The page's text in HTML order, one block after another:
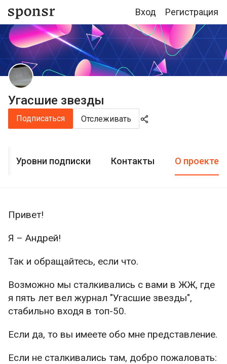
Вход Регистрация
Угасшие звезды
Подписаться Отслеживать
Уровни подписки Контакты О проекте
Привет!
Я – Андрей!
Так и обращайтесь, если что.
Возможно мы сталкивались с вами в ЖЖ, где
я пять лет вел журнал "Угасшие звезды",
стабильно входя в топ-50.
Если да, то вы имеете обо мне представление.
Если не сталкивались там, добро пожаловать: